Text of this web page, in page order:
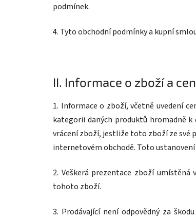
podmínek.
4. Tyto obchodní podmínky a kupní
II. Informace o zboží a
1. Informace o zboží, včetně uvedení
kategorii daných produktů hromadně k
vrácení zboží, jestliže toto zboží ze své
internetovém obchodě. Toto
2. Veškerá prezentace zboží
tohoto zboží.
3. Prodávající není odpovědný za